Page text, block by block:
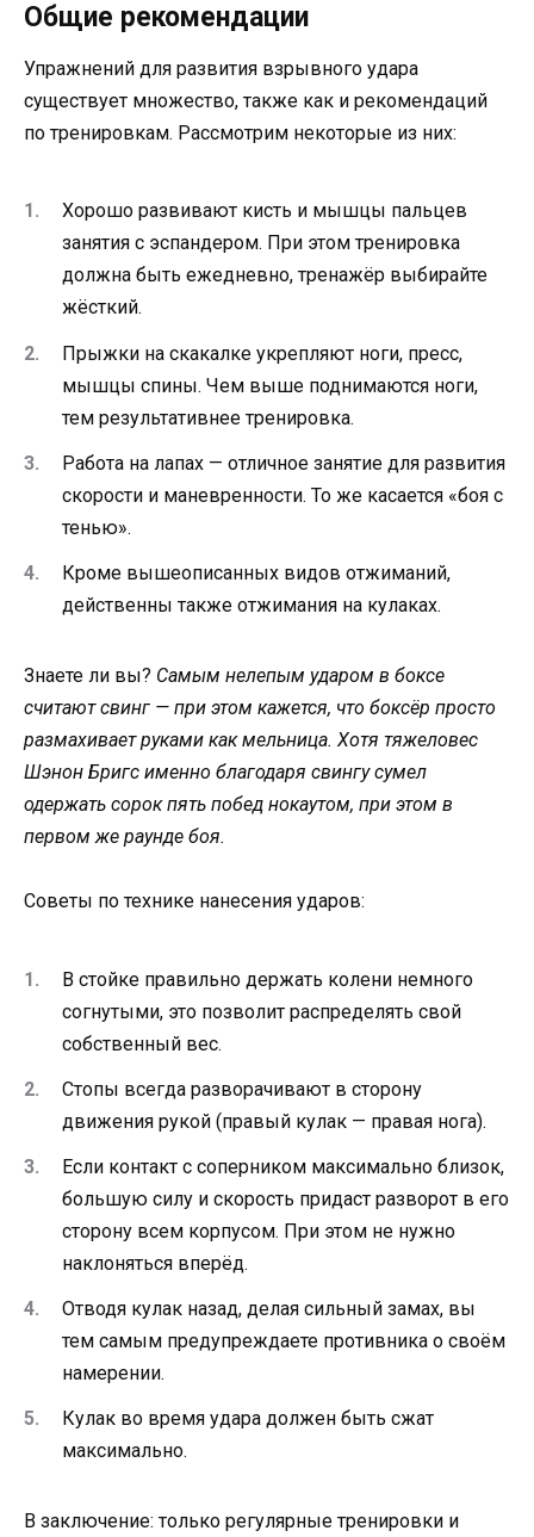
Общие рекомендации
Упражнений для развития взрывного удара
существует множество, также как и рекомендаций
по тренировкам. Рассмотрим некоторые из них:
Хорошо развивают кисть и мышцы пальцев
занятия с эспандером. При этом тренировка
должна быть ежедневно, тренажёр выбирайте
жёсткий.
Прыжки на скакалке укрепляют ноги, пресс,
мышцы спины. Чем выше поднимаются ноги,
тем результативнее тренировка.
Работа на лапах — отличное занятие для развития
скорости и маневренности. То же касается «боя с
тенью».
Кроме вышеописанных видов отжиманий,
действенны также отжимания на кулаках.
Знаете ли вы? Самым нелепым ударом в боксе
считают свинг — при этом кажется, что боксёр просто
размахивает руками как мельница. Хотя тяжеловес
Шэнон Бригс именно благодаря свингу сумел
одержать сорок пять побед нокаутом, при этом в
первом же раунде боя.
Советы по технике нанесения ударов:
В стойке правильно держать колени немного
согнутыми, это позволит распределять свой
собственный вес.
Стопы всегда разворачивают в сторону
движения рукой (правый кулак — правая нога).
Если контакт с соперником максимально близок,
большую силу и скорость придаст разворот в его
сторону всем корпусом. При этом не нужно
наклоняться вперёд.
Отводя кулак назад, делая сильный замах, вы
тем самым предупреждаете противника о своём
намерении.
Кулак во время удара должен быть сжат
максимально.
В заключение: только регулярные тренировки и